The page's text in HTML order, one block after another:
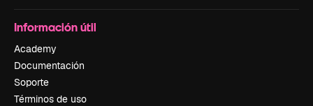
Información útil
Academy
Documentación
Soporte
Términos de uso